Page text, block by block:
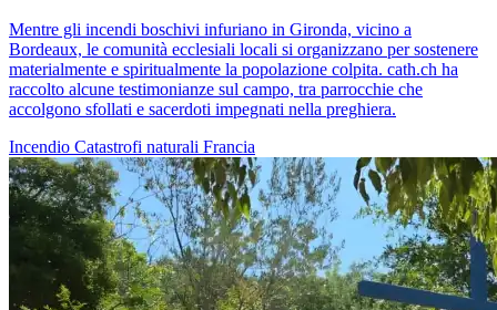
Mentre gli incendi boschivi infuriano in Gironda, vicino a
Bordeaux, le comunità ecclesiali locali si organizzano per sostenere
materialmente e spiritualmente la popolazione colpita. cath.ch ha
raccolto alcune testimonianze sul campo, tra parrocchie che
accolgono sfollati e sacerdoti impegnati nella preghiera.
Incendio Catastrofi naturali Francia